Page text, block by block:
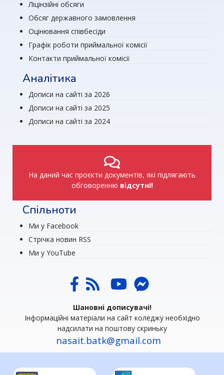
Ліцінзійні обсяги
Обсяг державного замовлення
Оцінювання співбесіди
Графік роботи приймальної комісії
Контакти приймальної комісії
Аналітика
Дописи на сайті за 2026
Дописи на сайті за 2025
Дописи на сайті за 2024
На даний час проєкти документів, які підлягають
обговоренню відсутні!
Спільноти
Ми у Facebook
Стрічка новин RSS
Ми у YouTube
Шановні дописувачі!
Інформаційні матеріали на сайт коледжу необхідно
надсилати на поштову скриньку
nasait.batk@gmail.com